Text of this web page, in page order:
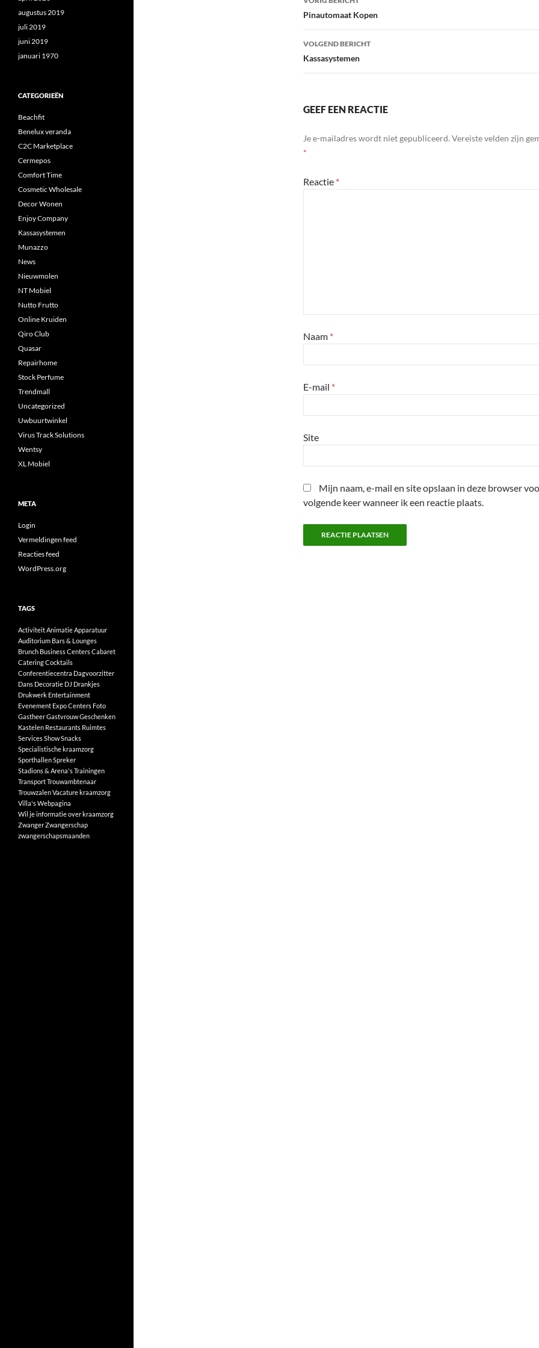
navigatie
Pinautomaat Kopen
VOLGEND BERICHT
Kassasystemen
GEEF EEN REACTIE
Je e-mailadres wordt niet gepubliceerd. Vereiste velden zijn
*
Reactie *
Naam *
E-mail *
Site
Mijn naam, e-mail en site opslaan in deze browser
volgende keer wanneer ik een reactie plaats.
augustus 2019
juli 2019
juni 2019
januari 1970
CATEGORIEËN
Beachfit
Benelux veranda
C2C Marketplace
Cermepos
Comfort Time
Cosmetic Wholesale
Decor Wonen
Enjoy Company
Kassasystemen
Munazzo
News
Nieuwmolen
NT Mobiel
Nutto Frutto
Online Kruiden
Qiro Club
Quasar
Repairhome
Stock Perfume
Trendmall
Uncategorized
Uwbuurtwinkel
Virus Track Solutions
Wentsy
XL Mobiel
META
Login
Vermeldingen feed
Reacties feed
WordPress.org
TAGS
ActiviteitAnimatieApparatuur
Auditorium Bars & Lounges
Brunch Business CentersCabaret
CateringCocktails
Conferentiecentra Dagvoorzitter
Dans Decoratie DJ Drankjes
Drukwerk Entertainment
Evenement Expo Centers Foto
GastheerGastvrouwGeschenken
Kastelen Restaurants Ruimtes
ServicesShowSnacks
Specialistische kraamzorg
SporthallenSpreker
Stadions & Arena'sTrainingen
TransportTrouwambtenaar
TrouwzalenVacature kraamzorg
Villa'sWebpagina
Wil je informatie over kraamzorg
ZwangerZwangerschap
zwangerschapsmaanden